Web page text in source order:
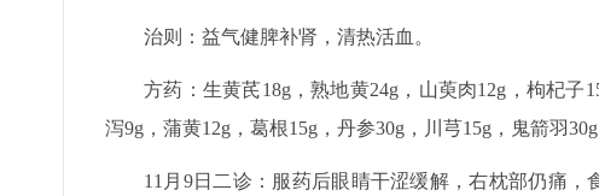
治则：益气健脾补肾，清热活血。
方药：生黄芪18g，熟地黄24g，山萸肉12g，枸杞子
泻9g，蒲黄12g，葛根15g，丹参30g，川芎15g，鬼箭羽
11月9日二诊：服药后眼睛干涩缓解，右枕部仍痛，